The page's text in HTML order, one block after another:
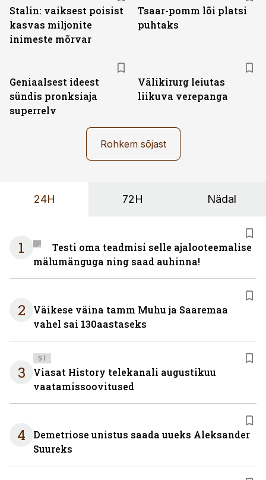
Stalin: vaiksest poisist
kasvas miljonite
inimeste mõrvar
Tsaar-pomm lõi platsi
puhtaks
Geniaalsest ideest
sündis pronksiaja
superrelv
Välikirurg leiutas
liikuva verepanga
Rohkem sõjast
24H 72H Nädal
1
Testi oma teadmisi selle ajalooteemalise
mälumänguga ning saad auhinna!
2
Väikese väina tamm Muhu ja Saaremaa
vahel sai 130aastaseks
3
ST
Viasat History telekanali augustikuu
vaatamissoovitused
4
Demetriose unistus saada uueks Aleksander
Suureks